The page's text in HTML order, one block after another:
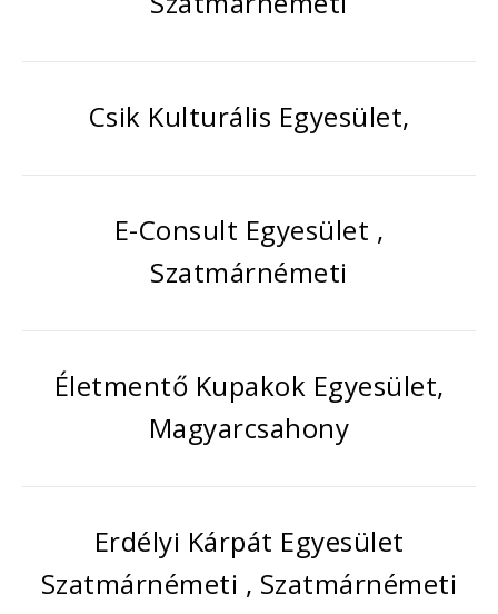
Csik Kulturális Egyesület,
E-Consult Egyesület ,
Szatmárnémeti
Életmentő Kupakok Egyesület,
Magyarcsahony
Erdélyi Kárpát Egyesület
Szatmárnémeti , Szatmárnémeti